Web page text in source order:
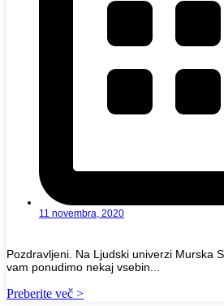
11 novembra, 2020
Pozdravljeni. Na Ljudski univerzi Murska
vam ponudimo nekaj vsebin...
Preberite več >